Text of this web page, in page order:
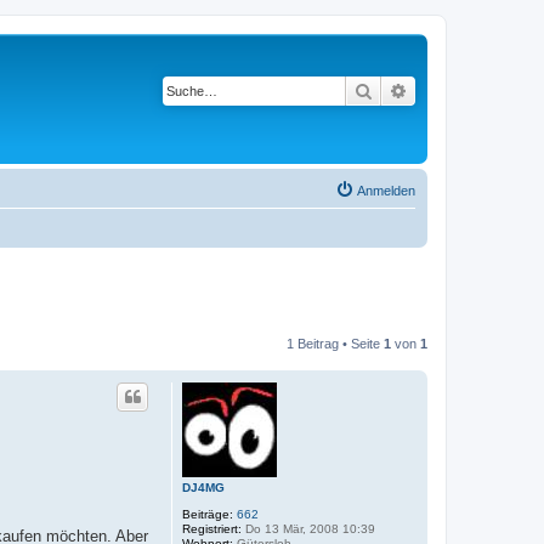
Suche
Anmelden
1 Beitrag • Seite 1 von 1
DJ4MG
Beiträge: 662
Registriert: Do 13 Mär, 2008 10:39
möchten. Aber